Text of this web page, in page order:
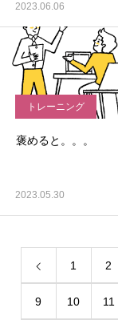
2023.06.06
トレーニング
褒めると。。。
2023.05.30
1 2
9 10 11